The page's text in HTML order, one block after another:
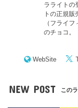
ラライトの
トの正規
（フライ
のチョコ。
WebSite
NEW POST この